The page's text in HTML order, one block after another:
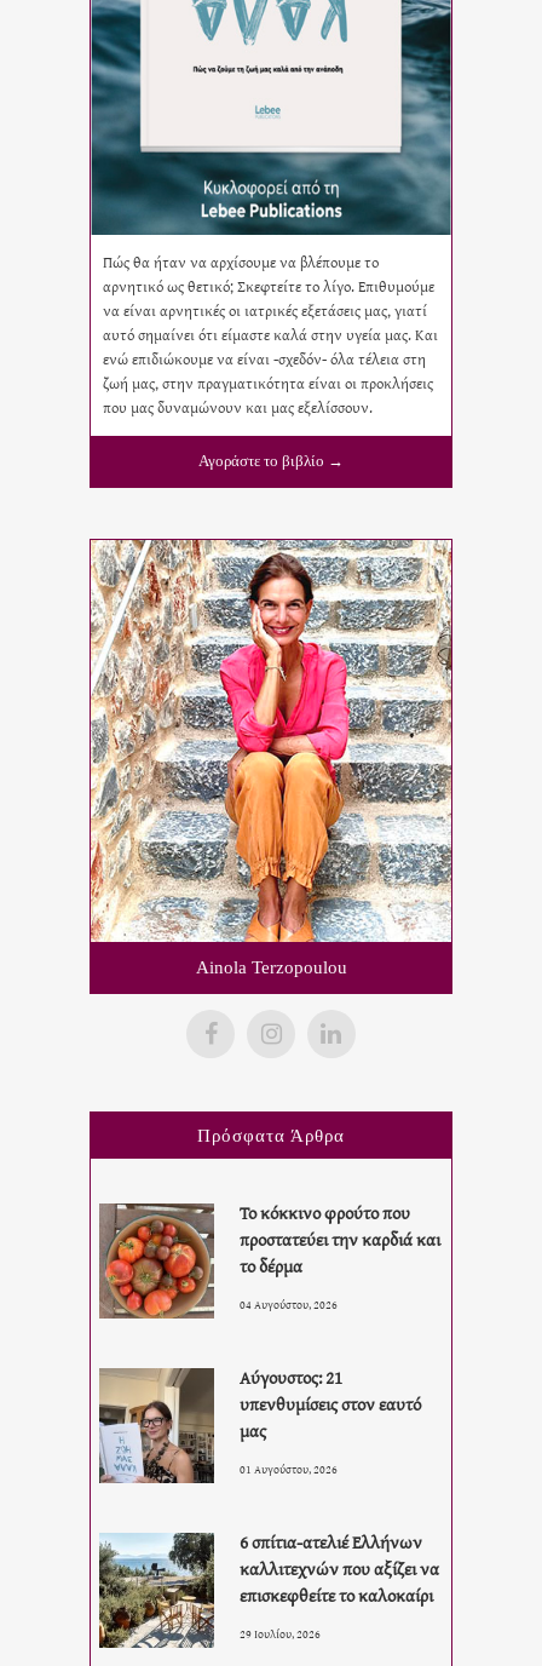
Πώς θα ήταν να αρχίσουμε να βλέπουμε το
αρνητικό ως θετικό; Σκεφτείτε το λίγο. Επιθυμούμε
να είναι αρνητικές οι ιατρικές εξετάσεις μας, γιατί
αυτό σημαίνει ότι είμαστε καλά στην υγεία μας. Και
ενώ επιδιώκουμε να είναι -σχεδόν- όλα τέλεια στη
ζωή μας, στην πραγματικότητα είναι οι προκλήσεις
που μας δυναμώνουν και μας εξελίσσουν.
Αγοράστε το βιβλίο →
Ainola Terzopoulou
Πρόσφατα Άρθρα
Το κόκκινο φρούτο που
προστατεύει την καρδιά και
το δέρμα
04 Αυγούστου, 2026
Αύγουστος: 21
υπενθυμίσεις στον εαυτό
μας
01 Αυγούστου, 2026
6 σπίτια-ατελιέ Ελλήνων
καλλιτεχνών που αξίζει να
επισκεφθείτε το καλοκαίρι
29 Ιουλίου, 2026